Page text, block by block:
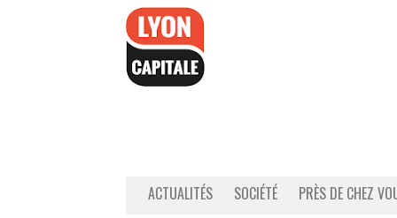
ACTUALITÉS SOCIÉTÉ PRÈS DE CHEZ